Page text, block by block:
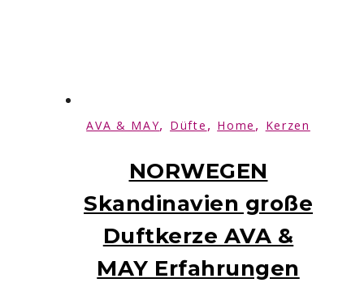
AVA & MAY, Düfte , Home , Kerzen
NORWEGEN
Skandinavien große
Duftkerze AVA &
MAY Erfahrungen